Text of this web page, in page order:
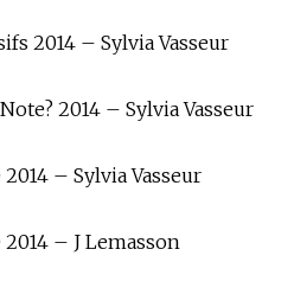
2014 – Sylvia Vasseur
2014 – Sylvia Vasseur
2014 – Sylvia Vasseur
2014 – J Lemasson